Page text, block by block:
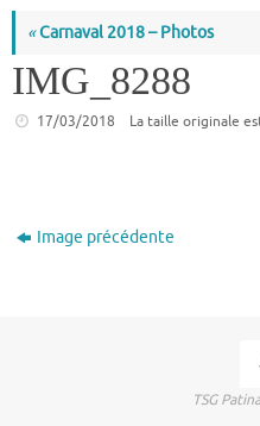
«Carnaval 2018 – Photos
IMG_8288
17/03/2018 La taille originale
Image précédente
TSG